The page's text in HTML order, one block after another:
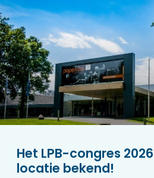
Het LPB-congres
locatie bekend!